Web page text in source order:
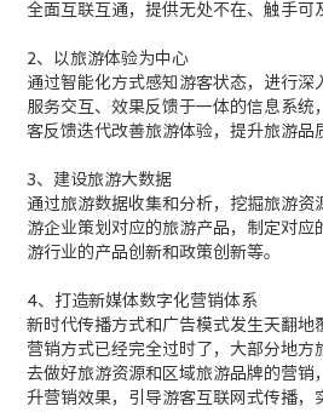
全面互联互通，提供无处不在、触手可
2、以旅游体验为中心
通过智能化方式感知游客状态，进行深
服务交互、效果反馈于一体的信息系统
客反馈迭代改善旅游体验，提升旅游品
3、建设旅游大数据
通过旅游数据收集和分析，挖掘旅游资
游企业策划对应的旅游产品，制定对应
游行业的产品创新和政策创新等。
4、打造新媒体数字化营销体系
新时代传播方式和广告模式发生天翻地
营销方式已经完全过时了，大部分地方
去做好旅游资源和区域旅游品牌的营销
升营销效果，引导游客互联网式传播，